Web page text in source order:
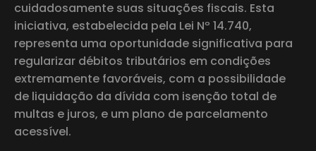
cuidadosamente suas situações fiscais. Esta
iniciativa, estabelecida pela Lei Nº 14.740,
representa uma oportunidade significativa para
regularizar débitos tributários em condições
extremamente favoráveis, com a possibilidade
de liquidação da dívida com isenção total de
multas e juros, e um plano de parcelamento
acessível.